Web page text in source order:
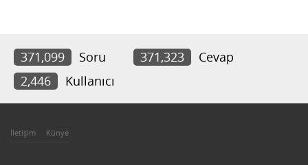
371,099 Soru 371,323
Cevap
2,446
Kullanıcı
İletişim Künye